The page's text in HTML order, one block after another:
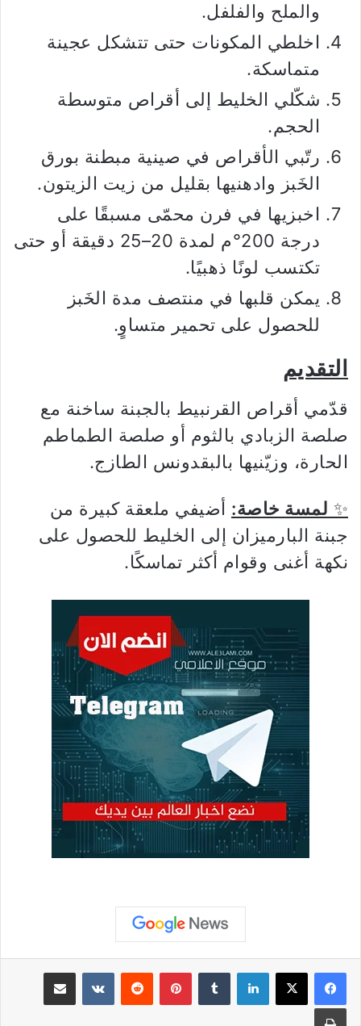
والملح والفلفل.
اخلطي المكونات حتى تتشكل عجينة
متماسكة.
شكّلي الخليط إلى أقراص متوسطة
الحجم.
رتّبي الأقراص في صينية مبطنة بورق
الخَبز وادهنيها بقليل من زيت الزيتون.
اخبزيها في فرن محمّى مسبقًا على
درجة 200°م لمدة 20–25 دقيقة أو حتى
تكتسب لونًا ذهبيًا.
يمكن قلبها في منتصف مدة الخَبز
للحصول على تحمير متساوٍ.
التقديم
قدّمي أقراص القرنبيط بالجبنة ساخنة مع
صلصة الزبادي بالثوم أو صلصة الطماطم
الحارة، وزيّنيها بالبقدونس الطازج.
✨ لمسة خاصة: أضيفي ملعقة كبيرة من
جبنة البارميزان إلى الخليط للحصول على
نكهة أغنى وقوام أكثر تماسكًا.
لينكدإن بينتيريست مشاركة عبر البريد
طباعة